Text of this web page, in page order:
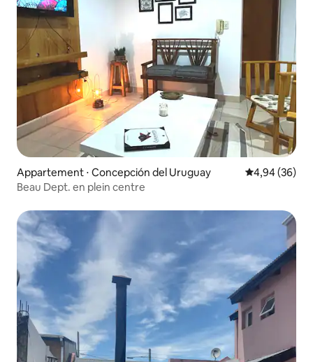
Appartement ⋅ Concepción del Uruguay Évaluation
4,94 (36)
Beau Dept. en plein centre